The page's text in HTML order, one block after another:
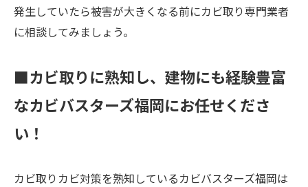
発生していたら被害が大きくなる前にカビ取り専門業者
に相談してみましょう。
■カビ取りに熟知し、建物にも経験豊富
なカビバスターズ福岡にお任せくださ
い！
カビ取りカビ対策を熟知しているカビバスターズ福岡は